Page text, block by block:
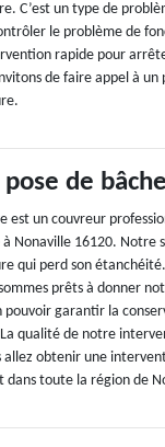
C’est un type de
le problème de
rapide pour
de faire appel à
de bâche
est un couvreur
Nonaville 16120. Notre
qui perd son
prêts à donner
pouvoir garantir la
qualité de notre
allez obtenir une
dans toute la région de